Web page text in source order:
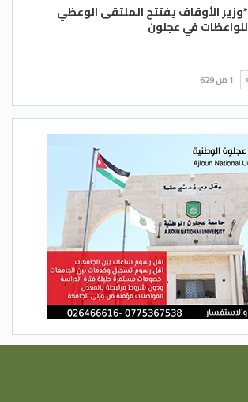
*وزير الأوقاف يفتتح الملتقى الوعظي
للواعظات في عجلون
1 من 629